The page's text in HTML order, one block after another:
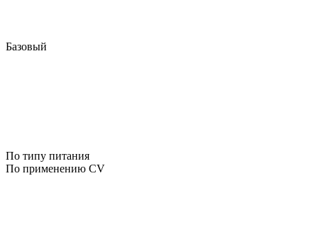
Базовый
По типу питания
По применению CV